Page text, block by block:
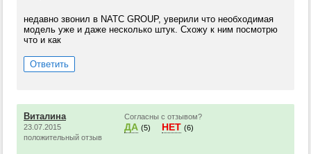
недавно звонил в NATC GROUP, уверили что необходимая
модель уже и даже несколько штук. Схожу к ним посмотрю
что и как
Ответить
Виталина
23.07.2015
положительный отзыв
Согласны с отзывом?
ДА (5) НЕТ (6)